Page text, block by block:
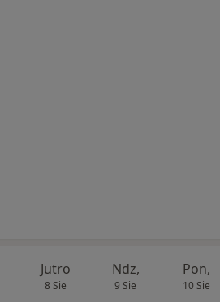
Jutro
8 Sie
Ndz,
9 Sie
Pon,
10 Sie